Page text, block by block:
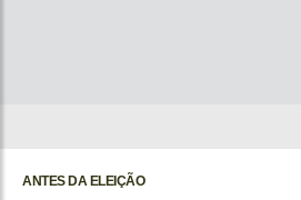
ANTES DA ELEIÇÃO